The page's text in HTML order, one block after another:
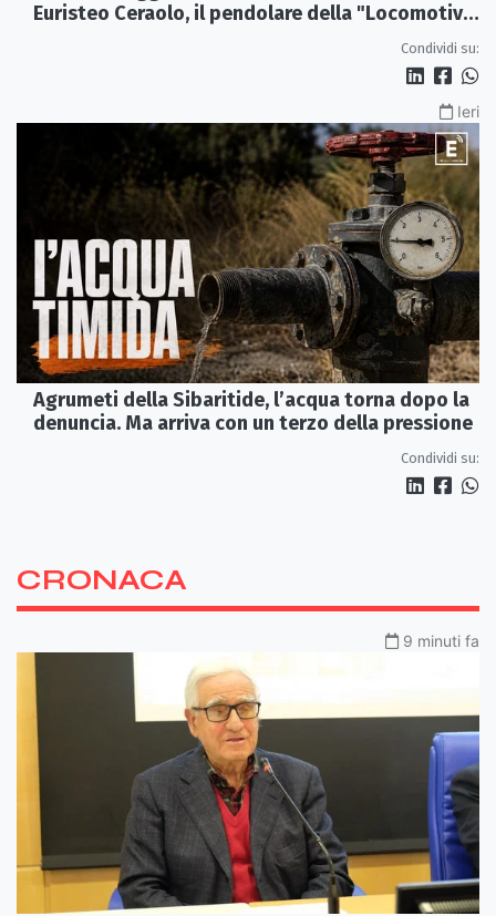
Euristeo Ceraolo, il pendolare della "Locomotiva
Condividi su:
Ieri
Agrumeti della Sibaritide, l’acqua torna dopo la
denuncia. Ma arriva con un terzo della pressione
Condividi su:
CRONACA
9 minuti fa